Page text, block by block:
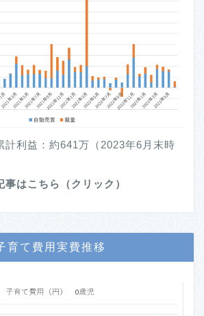
計利益：約641万（2023年6月末時
はこちら（クリック）
育て費用実費推移